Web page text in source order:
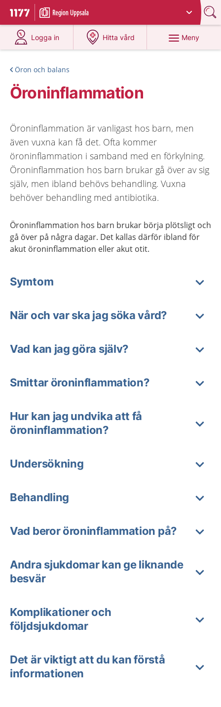
Till startsidan för 1177
Du har valt region
Logga in
på 1177.se
Hitta vård
på 1177.se
Meny
Öron och balans
Öroninflammation
Öroninflammation är vanligast hos barn, men
även vuxna kan få det. Ofta kommer
öroninflammation i samband med en förkylning.
Öroninflammation hos barn brukar gå över av sig
själv, men ibland behövs behandling. Vuxna
behöver behandling med antibiotika.
Öroninflammation hos barn brukar börja plötsligt och
gå över på några dagar. Det kallas därför ibland för
akut öroninflammation eller akut otit.
Symtom
När och var ska jag söka vård?
Vad kan jag göra själv?
Smittar öroninflammation?
Hur kan jag undvika att få
öroninflammation?
Undersökning
Behandling
Vad beror öroninflammation på?
Andra sjukdomar kan ge liknande
besvär
Komplikationer och
följdsjukdomar
Det är viktigt att du kan förstå
informationen